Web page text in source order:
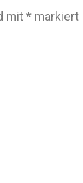
mit * markiert